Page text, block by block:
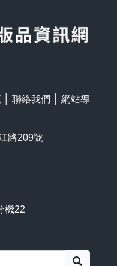
聯絡我們
網站導
路209號
機22